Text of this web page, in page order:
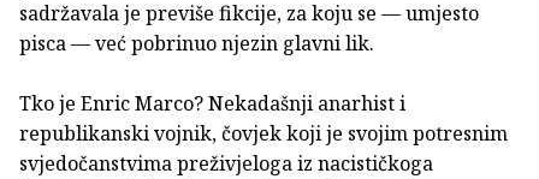
sadržavala je previše fikcije, za koju se — umjesto
pisca — već pobrinuo njezin glavni lik.
Tko je Enric Marco? Nekadašnji anarhist i
republikanski vojnik, čovjek koji je svojim potresnim
svjedočanstvima preživjeloga iz nacističkoga